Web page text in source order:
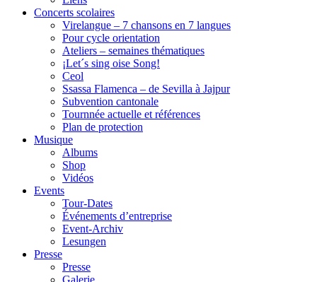
Concerts scolaires
Virelangue – 7 chansons en 7 langues
Pour cycle orientation
Ateliers – semaines thématiques
¡Let´s sing oise Song!
Ceol
Ssassa Flamenca – de Sevilla à Jajpur
Subvention cantonale
Tournnée actuelle et références
Plan de protection
Musique
Albums
Shop
Vidéos
Events
Tour-Dates
Événements d’entreprise
Event-Archiv
Lesungen
Presse
Presse